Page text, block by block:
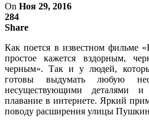
On Ноя 29, 2016
284
Share
Как поется в известном фильме
простое кажется вздорным,
черным». Так и у людей,
готовы выдумать любую
несуществующими деталями
плавание в интернете. Яркий
поводу расширения улицы